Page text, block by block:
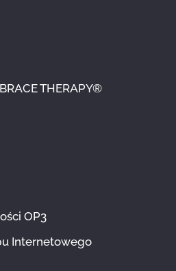
THERAPY®
OP3
Internetowego